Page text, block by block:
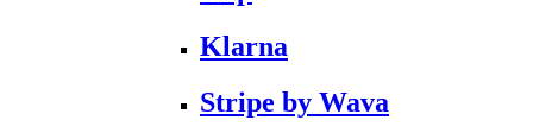
Klarna
Stripe by Wava